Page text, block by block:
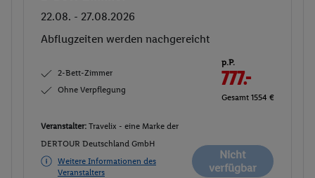
22.08. - 27.08.2026
Abflugzeiten werden nachgereicht
2-Bett-Zimmer
Ohne Verpflegung
p.P.
777.-
Gesamt 1554 €
Veranstalter: Travelix - eine Marke der
DERTOUR Deutschland GmbH
Weitere Informationen des
Veranstalters
Nicht
verfügbar